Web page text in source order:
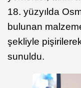
18. yüzyılda
bulunan
şekliyle
sunuldu.